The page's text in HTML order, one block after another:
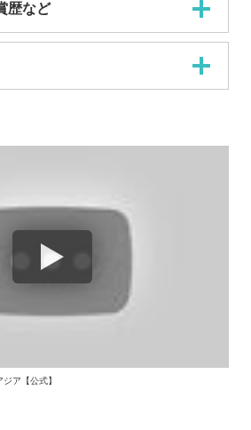
歴など
ア【公式】